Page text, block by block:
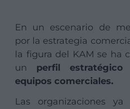
En un escenario de
por la estrategia
la figura del KAM se ha
un perfil
equipos comerciales.
Las organizaciones